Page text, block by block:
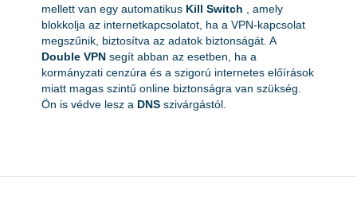
mellett van egy automatikus Kill Switch , amely
blokkolja az internetkapcsolatot, ha a VPN-kapcsolat
megszűnik, biztosítva az adatok biztonságát. A
Double VPN segít abban az esetben, ha a
kormányzati cenzúra és a szigorú internetes előírások
miatt magas szintű online biztonságra van szükség.
Ön is védve lesz a DNS szivárgástól.